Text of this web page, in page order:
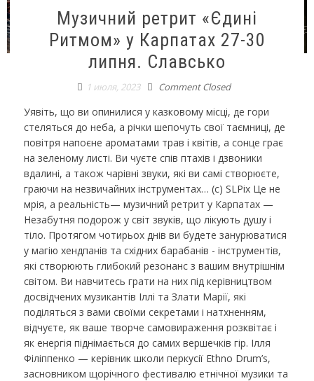
Музичний ретрит «Єдині
Ритмом» у Карпатах 27-30
липня. Славсько
1 июля, 2023 Comment Closed
Уявіть, що ви опинилися у казковому місці, де гори
стеляться до неба, а річки шепочуть свої таємниці, де
повітря напоєне ароматами трав і квітів, а сонце грає
на зеленому листі. Ви чуєте спів птахів і дзвоники
вдалині, а також чарівні звуки, які ви самі створюєте,
граючи на незвичайних інструментах… (c) SLPix Це не
мрія, а реальність— музичний ретрит у Карпатах —
Незабутня подорож у світ звуків, що лікують душу і
тіло. Протягом чотирьох днів ви будете занурюватися
у магію хендпанів та східних барабанів - інструментів,
які створюють глибокий резонанс з вашим внутрішнім
світом. Ви навчитесь грати на них під керівництвом
досвідчених музикантів Іллі та Злати Марії, які
поділяться з вами своїми секретами і натхненням,
відчуєте, як ваше творче самовираження розквітає і
як енергія піднімається до самих вершечків гір. Ілля
Філіппенко — керівник школи перкусії Ethno Drum’s,
засновником щорічного фестивалю етнічної музики та